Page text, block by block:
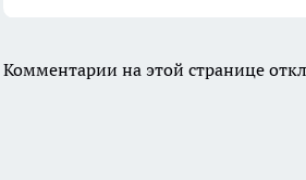
Комментарии на этой странице